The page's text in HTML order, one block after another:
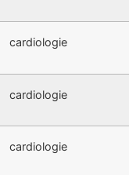
cardiologie
cardiologie
cardiologie